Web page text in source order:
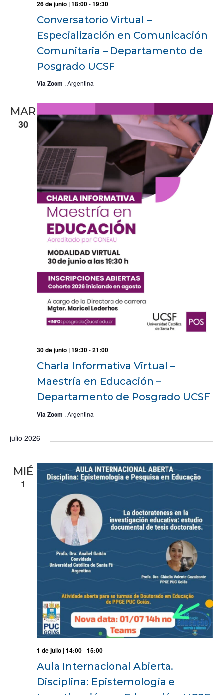
Conversatorio Virtual –
Especialización en Comunicación
Comunitaria – Departamento de
Posgrado UCSF
26 de junio | 18:00-19:30
Vía Zoom , Argentina
MAR
30
Charla Informativa Virtual –
Maestría en Educación –
Departamento de Posgrado UCSF
30 de junio | 19:30-21:00
Vía Zoom , Argentina
julio 2026
MIÉ
1
Aula Internacional Abierta.
Disciplina: Epistemología e
1 de julio | 14:00-15:00